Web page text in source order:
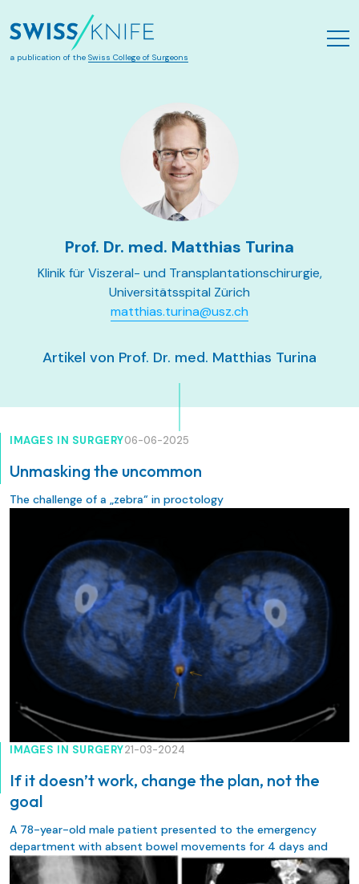
Zum Hauptinhalt springen
a publication of the Swiss College of Surgeons
Prof. Dr. med. Matthias Turina
Klinik für Viszeral- und Transplantationschirurgie,
Universitätsspital Zürich
matthias.turina@usz.ch
Artikel von Prof. Dr. med. Matthias Turina
IMAGES IN SURGERY06-06-2025
Unmasking the uncommon
The challenge of a „zebra“ in proctology
IMAGES IN SURGERY21-03-2024
If it doesn’t work, change the plan, not the
goal
A 78-year-old male patient presented to the emergency
department with absent bowel movements for 4 days and
increasing abdominal pain and cramps.